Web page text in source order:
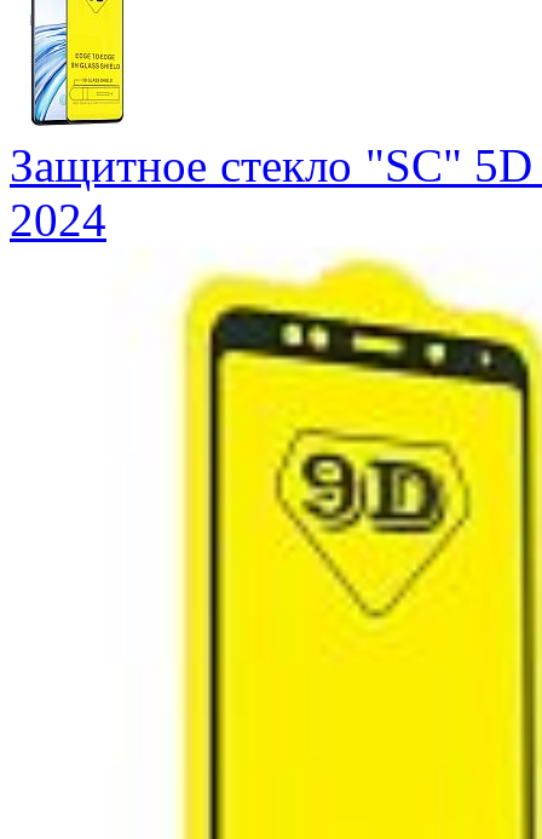
Защитное стекло "SC"
2024